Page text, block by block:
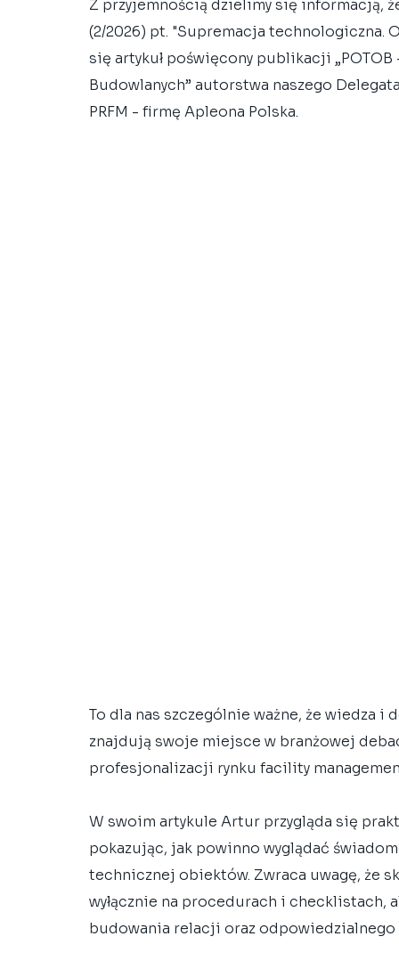
Z przyjemnością dzielimy się informacją,
(2/2026) pt. "Supremacja technologiczna.
się artykuł poświęcony publikacji
Budowlanych” autorstwa naszego
PRFM - firmę Apleona Polska.
To dla nas szczególnie ważne, że wiedza i
znajdują swoje miejsce w branżowej
profesjonalizacji rynku facility
W swoim artykule Artur przygląda się
pokazując, jak powinno wyglądać
technicznej obiektów. Zwraca uwagę, że
wyłącznie na procedurach i
budowania relacji oraz odpowiedzialnego